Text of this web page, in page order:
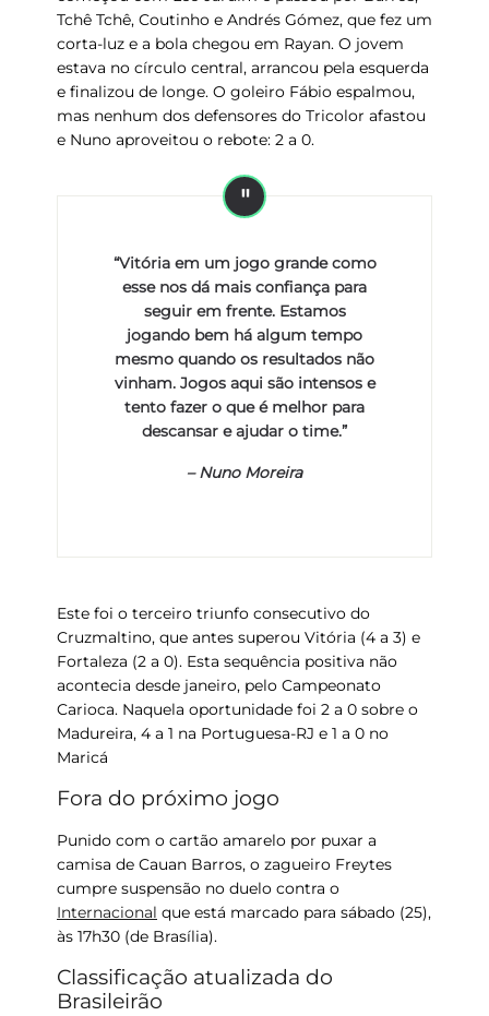
Tchê Tchê, Coutinho e Andrés Gómez, que fez um
corta-luz e a bola chegou em Rayan. O jovem
estava no círculo central, arrancou pela esquerda
e finalizou de longe. O goleiro Fábio espalmou,
mas nenhum dos defensores do Tricolor afastou
e Nuno aproveitou o rebote: 2 a 0.
“Vitória em um jogo grande como
esse nos dá mais confiança para
seguir em frente. Estamos
jogando bem há algum tempo
mesmo quando os resultados não
vinham. Jogos aqui são intensos e
tento fazer o que é melhor para
descansar e ajudar o time.”
–Nuno Moreira
Este foi o terceiro triunfo consecutivo do
Cruzmaltino, que antes superou Vitória (4 a 3) e
Fortaleza (2 a 0). Esta sequência positiva não
acontecia desde janeiro, pelo Campeonato
Carioca. Naquela oportunidade foi 2 a 0 sobre o
Madureira, 4 a 1 na Portuguesa-RJ e 1 a 0 no
Maricá
Fora do próximo jogo
Punido com o cartão amarelo por puxar a
camisa de Cauan Barros, o zagueiro Freytes
cumpre suspensão no duelo contra o
Internacional que está marcado para sábado (25),
às 17h30 (de Brasília).
Classificação atualizada do
Brasileirão